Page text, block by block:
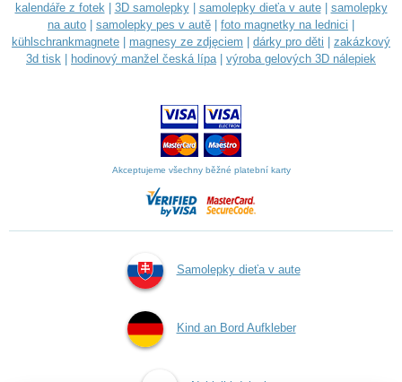
kalendáře z fotek| 3D samolepky| samolepky dieťa v aute| samolepky
na auto
samolepky pes v autě foto magnetky na lednici
kühlschrankmagnete
magnesy ze zdjęciem dárky pro děti
zakázkový
3d tisk
hodinový manžel česká lípa| výroba gelových 3D nálepiek
Akceptujeme všechny běžné platební karty
Samolepky dieťa v aute
Kind an Bord Aufkleber